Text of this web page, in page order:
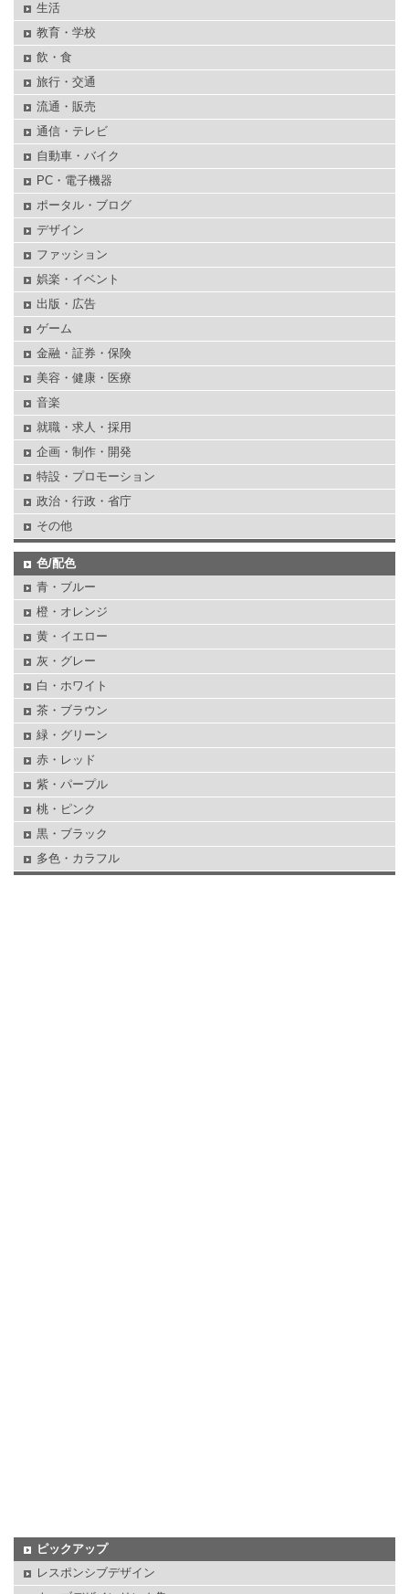
生活
教育・学校
飲・食
旅行・交通
流通・販売
通信・テレビ
自動車・バイク
PC・電子機器
ポータル・ブログ
デザイン
ファッション
娯楽・イベント
出版・広告
ゲーム
金融・証券・保険
美容・健康・医療
音楽
就職・求人・採用
企画・制作・開発
特設・プロモーション
政治・行政・省庁
その他
色/配色
青・ブルー
橙・オレンジ
黄・イエロー
灰・グレー
白・ホワイト
茶・ブラウン
緑・グリーン
赤・レッド
紫・パープル
桃・ピンク
黒・ブラック
多色・カラフル
ピックアップ
レスポンシブデザイン